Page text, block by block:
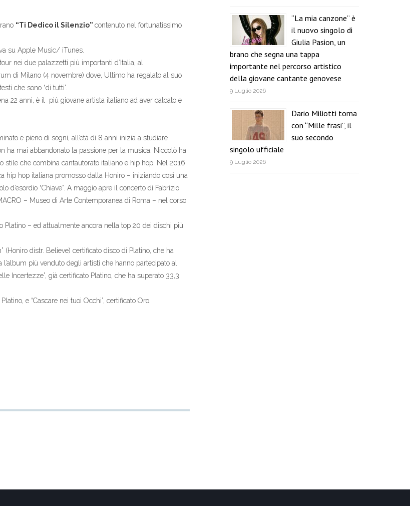
“Ti Dedico il Silenzio” contenuto nel fortunatissimo
su Apple Music/ iTunes.
nei due palazzetti più importanti d’Italia, al
di Milano (4 novembre) dove, Ultimo ha regalato al suo
che sono “di tutti”.
22 anni, è il più giovane artista italiano ad aver calcato e
e pieno di sogni, all’età di 8 anni inizia a studiare
ha mai abbandonato la passione per la musica. Niccolò ha
che combina cantautorato italiano e hip hop. Nel 2016
hop italiana promosso dalla Honiro – iniziando così una
d’esordio “Chiave”. A maggio apre il concerto di Fabrizio
– Museo di Arte Contemporanea di Roma – nel corso
Platino – ed attualmente ancora nella top 20 dei dischi più
(Honiro distr. Believe) certificato disco di Platino, che ha
più venduto degli artisti che hanno partecipato al
Incertezze”, già certificato Platino, che ha superato 33,3
e “Cascare nei tuoi Occhi”, certificato Oro.
“La mia canzone” è
il nuovo singolo di
Giulia Pasion, un
brano che segna una tappa
importante nel percorso artistico
della giovane cantante genovese
9 Luglio 2026
Dario Miliotti torna
con “Mille frasi”, il
suo secondo
singolo ufficiale
9 Luglio 2026